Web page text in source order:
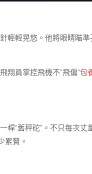
輕輕晃悠。他將眼睛瞄準
翔員掌控飛機不“飛偏”包
桿“舊秤砣”。不只每次丈
累贅。